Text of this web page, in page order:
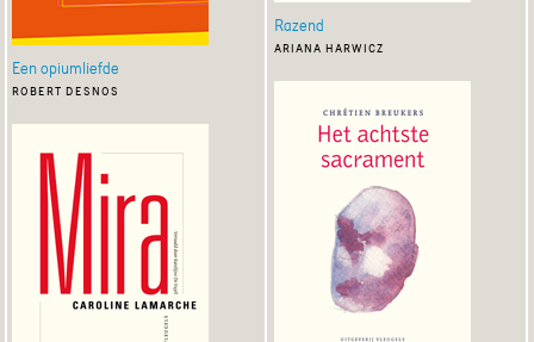
Een opiumliefde
robert desnos
Razend
ariana harwicz